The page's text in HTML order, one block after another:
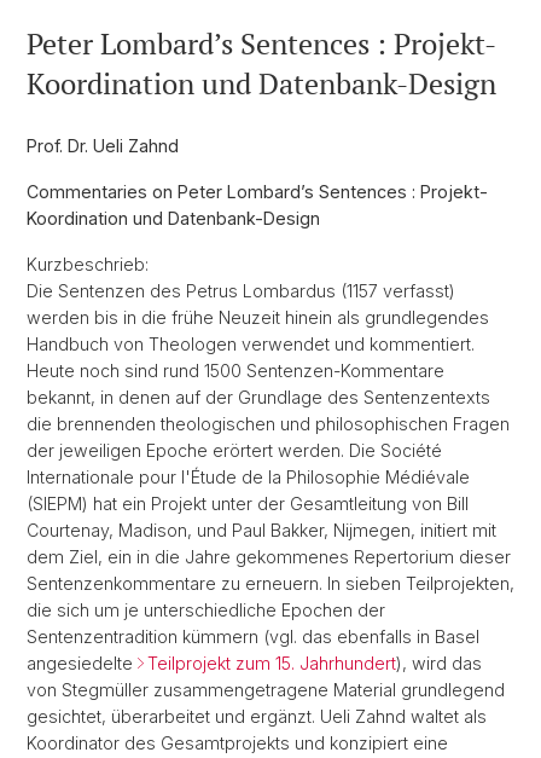
Peter Lombard’s Sentences : Projekt-
Koordination und Datenbank-Design
Prof. Dr. Ueli Zahnd
Commentaries on Peter Lombard’s Sentences : Projekt-
Koordination und Datenbank-Design
Kurzbeschrieb:
Die Sentenzen des Petrus Lombardus (1157 verfasst)
werden bis in die frühe Neuzeit hinein als grundlegendes
Handbuch von Theologen verwendet und kommentiert.
Heute noch sind rund 1500 Sentenzen-Kommentare
bekannt, in denen auf der Grundlage des Sentenzentexts
die brennenden theologischen und philosophischen Fragen
der jeweiligen Epoche erörtert werden. Die Société
Internationale pour l'Étude de la Philosophie Médiévale
(SIEPM) hat ein Projekt unter der Gesamtleitung von Bill
Courtenay, Madison, und Paul Bakker, Nijmegen, initiert mit
dem Ziel, ein in die Jahre gekommenes Repertorium dieser
Sentenzenkommentare zu erneuern. In sieben Teilprojekten,
die sich um je unterschiedliche Epochen der
Sentenzentradition kümmern (vgl. das ebenfalls in Basel
angesiedelte
Teilprojekt zum 15. Jahrhundert), wird das
von Stegmüller zusammengetragene Material grundlegend
gesichtet, überarbeitet und ergänzt. Ueli Zahnd waltet als
Koordinator des Gesamtprojekts und konzipiert eine